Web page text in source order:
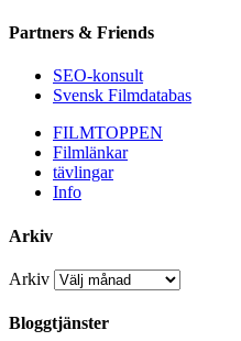
Partners & Friends
SEO-konsult
Svensk Filmdatabas
FILMTOPPEN
Filmlänkar
tävlingar
Info
Arkiv
Arkiv
Bloggtjänster